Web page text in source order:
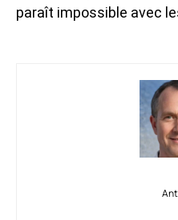
paraît impossible avec